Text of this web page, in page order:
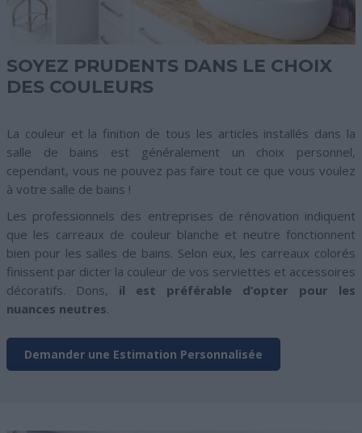
SOYEZ PRUDENTS DANS LE CHOIX
DES COULEURS
La couleur et la finition de tous les articles installés dans la
salle de bains est généralement un choix personnel,
cependant, vous ne pouvez pas faire tout ce que vous voulez
à votre salle de bains !
Les professionnels des entreprises de rénovation indiquent
que les carreaux de couleur blanche et neutre fonctionnent
bien pour les salles de bains. Selon eux, les carreaux colorés
finissent par dicter la couleur de vos serviettes et accessoires
décoratifs. Dons, il est préférable d’opter pour les
nuances neutres.
Demander une Estimation Personnalisée